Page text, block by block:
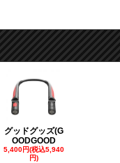
グッドグッズ(G
OODGOOD
5,400円(税込5,940
円)